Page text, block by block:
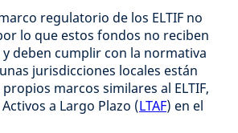
regulatorio de los ELTIF no
lo que estos fondos no reciben
deben cumplir con la normativa
jurisdicciones locales están
marcos similares al ELTIF,
a Largo Plazo (LTAF) en el